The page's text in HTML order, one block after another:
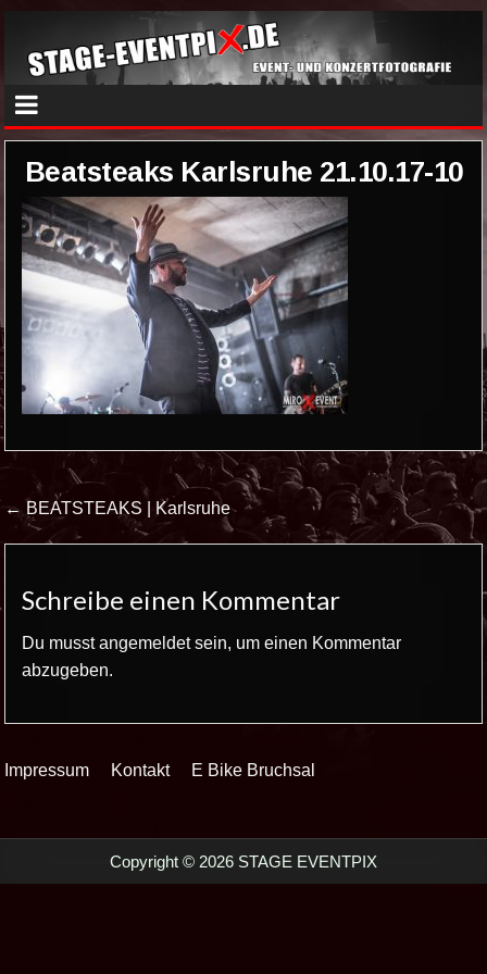
Beatsteaks Karlsruhe 21.10.17-10
Beitrags-
Navigation
← BEATSTEAKS | Karlsruhe
Schreibe einen Kommentar
Du musstangemeldetsein, um einen Kommentar
abzugeben.
Impressum Kontakt E Bike Bruchsal
Copyright © 2026 STAGE EVENTPIX